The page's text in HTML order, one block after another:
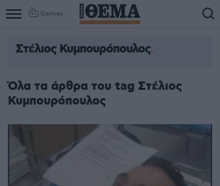
Games
Στέλιος Κυμπουρόπουλος
Όλα τα άρθρα του tag Στέλιος
Κυμπουρόπουλος